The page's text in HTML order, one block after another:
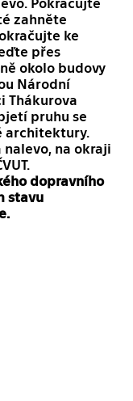
zahněte
ke
přes
okolo budovy
Národní
Thákurova
pruhu se
architektury.
na okraji
dopravního
stavu
.